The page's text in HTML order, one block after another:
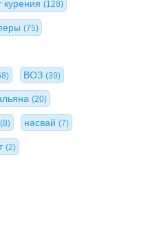
курения (128)
(75)
ВОЗ (39)
(20)
(8) насвай(7)
(2)